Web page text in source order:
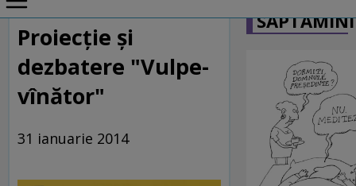
Dileme on-line
Proiecție și
dezbatere "Vulpe-
vînător"
31 ianuarie 2014